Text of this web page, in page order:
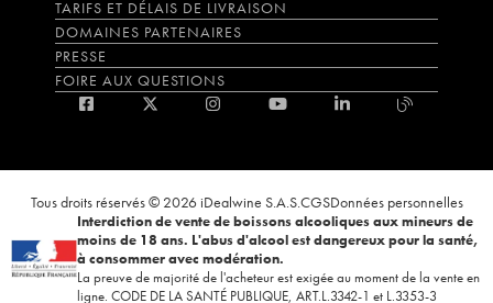
TARIFS ET DÉLAIS DE LIVRAISON
DOMAINES PARTENAIRES
PRESSE
FOIRE AUX QUESTIONS
Tous droits réservés © 2026 iDealwine S.A.S.CGSDonnées personnelles
Interdiction de vente de boissons alcooliques aux mineurs de
moins de 18 ans. L'abus d'alcool est dangereux pour la santé,
à consommer avec modération.
La preuve de majorité de l'acheteur est exigée au moment de la vente en
ligne. CODE DE LA SANTÉ PUBLIQUE, ART.L.3342-1 et L.3353-3